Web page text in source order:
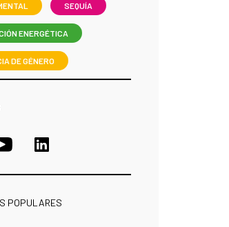
SEQUÍA
ENERGÉTICA
DE GÉNERO
POPULARES